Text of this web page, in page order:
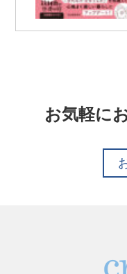
お気軽に